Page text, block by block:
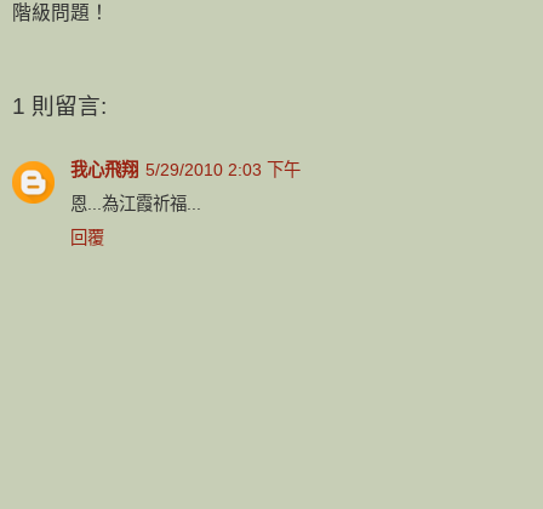
階級問題！
1 則留言:
我心飛翔 5/29/2010 2:03 下午
恩...為江霞祈福...
回覆